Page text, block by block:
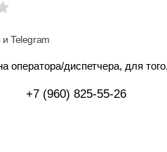
Telegram
оператора/диспетчера, для
+7 (960) 825-55-26